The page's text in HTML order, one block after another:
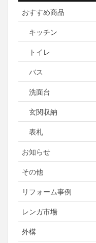
おすすめ商品
キッチン
トイレ
バス
洗面台
玄関収納
表札
お知らせ
その他
リフォーム事例
レンガ市場
外構